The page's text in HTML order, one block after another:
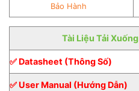
Bảo Hành
Tài Liệu Tải Xuống
✅ Datasheet (Thông Số)
✅ User Manual (Hướng Dẫn)